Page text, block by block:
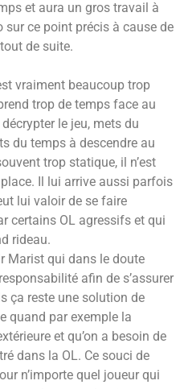
et aura un gros travail à
ce point précis à cause de
de suite.
vraiment beaucoup trop
trop de temps face au
le jeu, mets du
du temps à descendre au
trop statique, il n’est
Il lui arrive aussi parfois
lui valoir de se faire
certains OL agressifs et qui
rideau.
Marist qui dans le doute
afin de s’assurer
ça reste une solution de
quand par exemple la
et qu’on a besoin de
dans la OL. Ce souci de
n’importe quel joueur qui